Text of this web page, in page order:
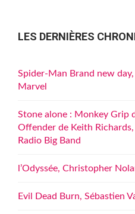
LES DERNIÈRES
Spider-Man Brand new
Marvel
Stone alone : Monkey Grip
Offender de Keith
Radio Big Band
l’Odyssée, Christopher
Evil Dead Burn, Sébastien